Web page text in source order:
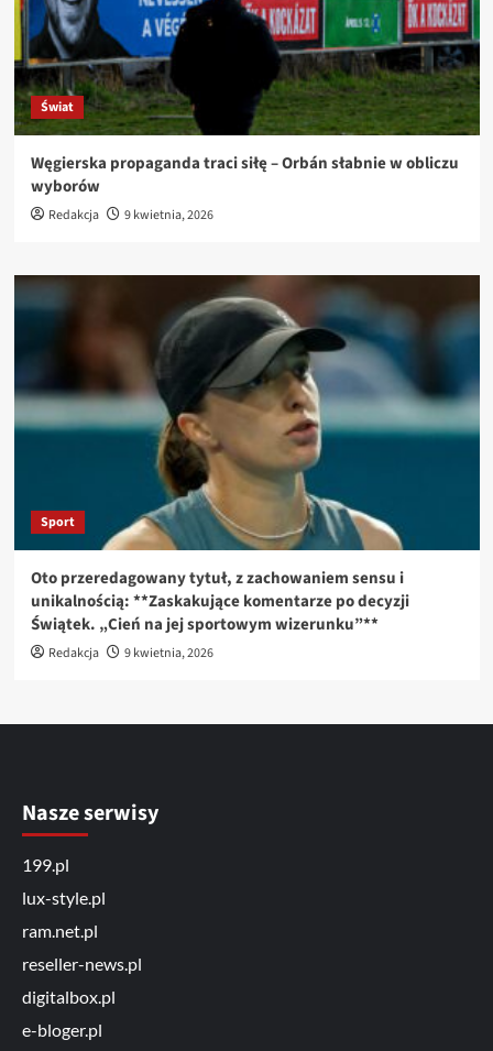
Świat
Węgierska propaganda traci siłę – Orbán słabnie w obliczu
wyborów
Redakcja 9 kwietnia, 2026
Sport
Oto przeredagowany tytuł, z zachowaniem sensu i
unikalnością: **Zaskakujące komentarze po decyzji
Świątek. „Cień na jej sportowym wizerunku”**
Redakcja 9 kwietnia, 2026
Nasze serwisy
199.pl
lux-style.pl
ram.net.pl
reseller-news.pl
digitalbox.pl
e-bloger.pl